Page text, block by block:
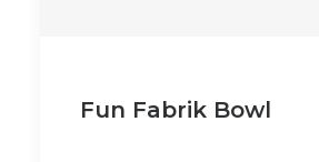
Fun Fabrik Bowl